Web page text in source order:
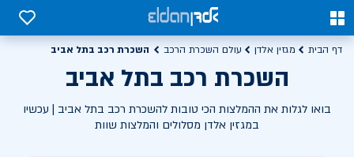
0
0
דף הבית מגזין אלדן עולם השכרת הרכב השכרת רכב בתל אביב
השכרת רכב בתל אביב
בואו לגלות את ההמלצות הכי טובות להשכרת רכב בתל אביב | עכשיו
במגזין אלדן מסלולים והמלצות שוות